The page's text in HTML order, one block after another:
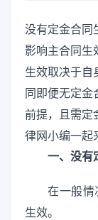
没有定金合同
影响主合同生
生效取决于自
同即便无定金
前提，且需定
律网小编一起
一、没有
在一般情
生效。